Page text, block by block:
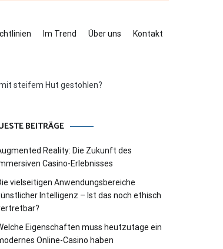
Im Trend Über uns Kontakt
steifem Hut gestohlen?
BEITRÄGE
Reality: Die Zukunft des
Casino-Erlebnisses
vielseitigen Anwendungsbereiche
Intelligenz – Ist das noch ethisch
Eigenschaften muss heutzutage ein
Online-Casino haben